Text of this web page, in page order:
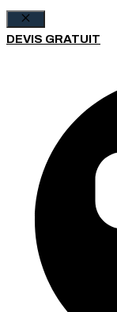
Fermer
DEVIS GRATUIT